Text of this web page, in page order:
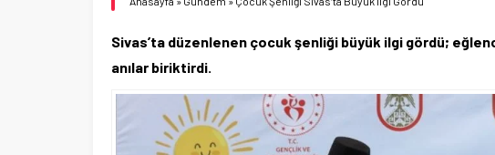
Sivas’ta düzenlenen çocuk şenliği büyük ilgi gördü;
anılar biriktirdi.